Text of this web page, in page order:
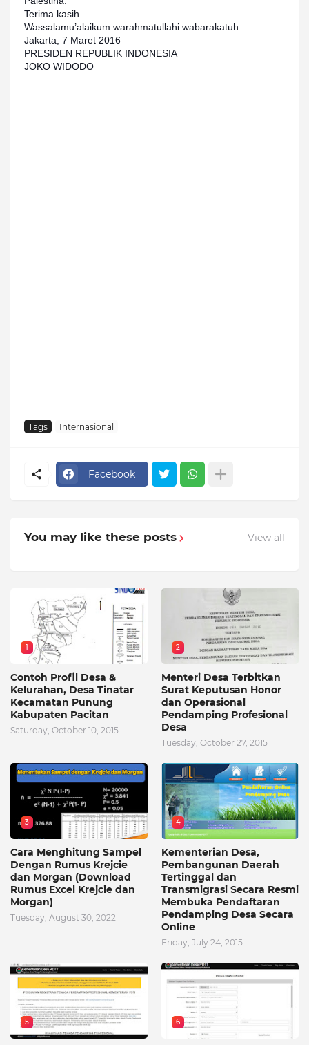
Terima kasih
Wassalamu’alaikum warahmatullahi wabarakatuh.
Jakarta, 7 Maret 2016
PRESIDEN REPUBLIK INDONESIA
JOKO WIDODO
Tags Internasional
Facebook
You may like these posts View all
1
Contoh Profil Desa &
Kelurahan, Desa Tinatar
Kecamatan Punung
Kabupaten Pacitan
Saturday, October 10, 2015
2
Menteri Desa Terbitkan
Surat Keputusan Honor
dan Operasional
Pendamping Profesional
Desa
Tuesday, October 27, 2015
3
Cara Menghitung Sampel
Dengan Rumus Krejcie
dan Morgan (Download
Rumus Excel Krejcie dan
Morgan)
Tuesday, August 30, 2022
4
Kementerian Desa,
Pembangunan Daerah
Tertinggal dan
Transmigrasi Secara Resmi
Membuka Pendaftaran
Pendamping Desa Secara
Online
Friday, July 24, 2015
5 6